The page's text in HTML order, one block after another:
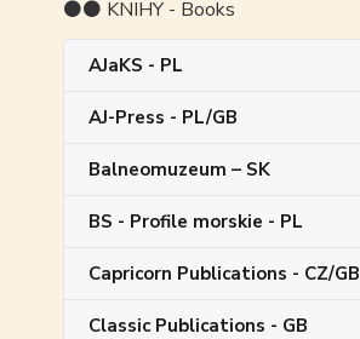
⚫⚫ KNIHY - Books
AJaKS - PL
AJ-Press - PL/GB
Balneomuzeum – SK
BS - Profile morskie - PL
Capricorn Publications - CZ/GB
Classic Publications - GB